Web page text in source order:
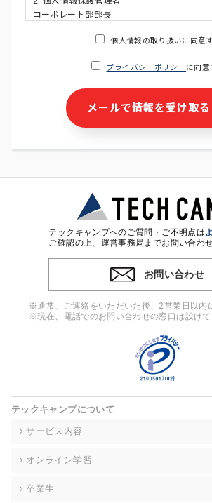
コーポレート部部長
・ご請求された資料の送付のため
・本サービス及び本サービスに関連する情報(
サービス又は商品等の広告配信・宣伝を含み
・個人(法人の場合は担当者)を識別できない
計情報の作成および利用
※上記の利用目的に基づいた本人への連絡及
4. 個人情報の第三者提供
ンをとるために、氏名等の一部の情報をサー
チャットツールで発信することにより、本サ
者等に提供することがあります。
当社は事業運営上、前項利用目的の範囲に限
高い委託先を選定し、個人情報の適正管理・
個人情報の開示等(利用目的の通知、開示、内
て、下記の当社問合わせ窓口に申し出ること
個人情報の取り扱いに同意
プライバシーポリシーに同意
メールで情報を受け取る
テックキャンプへのご質問・ご不明点は
ご確認の上、運営事務局までお問い合わ
お問い合わせ
※通常、ご連絡をいただいた後、2営業日以内
※現在、電話でのお問い合わせの窓口は設けて
テックキャンプについて
サービス内容
オンライン学習
卒業生